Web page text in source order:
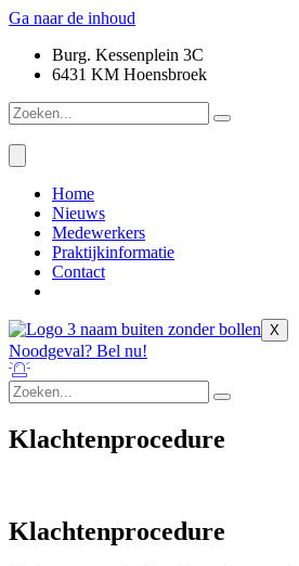
Ga naar de inhoud
Burg. Kessenplein 3C
6431 KM Hoensbroek
Home
Nieuws
Medewerkers
Praktijkinformatie
Contact
X
Noodgeval? Bel nu!
Klachtenprocedure
Klachtenprocedure